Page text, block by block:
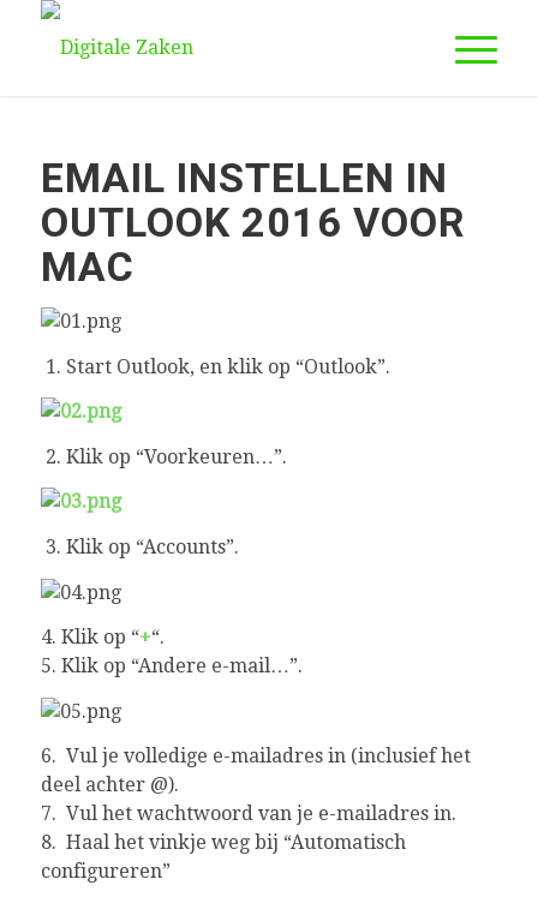
EMAIL INSTELLEN IN
OUTLOOK 2016 VOOR
MAC
1. Start Outlook, en klik op “Outlook”.
2. Klik op “Voorkeuren…”.
3. Klik op “Accounts”.
4. Klik op “+“.
5. Klik op “Andere e-mail…”.
6. Vul je volledige e-mailadres in (inclusief het
deel achter @).
7. Vul het wachtwoord van je e-mailadres in.
8. Haal het vinkje weg bij “Automatisch
configureren”